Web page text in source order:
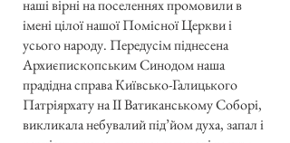
наші вірні на поселеннях промовили в
імені цілої нашої Помісної Церкви і
усього народу. Передусім піднесена
Архиєпископським Синодом наша
прадідна справа Київсько-Галицького
Патріярхату на II Ватиканському Соборі,
викликала небувалий під’йом духа, запал і